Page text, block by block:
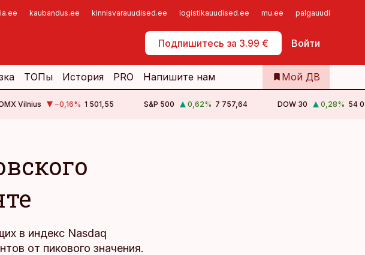
kaubandus.ee kinnisvarauudised.ee logistikauudised.ee mu.ee palgauudised.ee
Подпишитесь за 3.99 € Войти
Самообслуживание
ТОПы История PRO Напишите нам Мой ДВ
Vilnius −0,16% 1 501,55 S&P 500 0,62% 7 757,64 DOW 30 0,28% 54
в индекс Nasdaq
от пикового значения.